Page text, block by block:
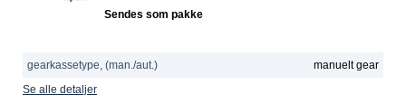
Sendes som pakke
gearkassetype, (man./aut.)
manuelt gear
Se alle detaljer